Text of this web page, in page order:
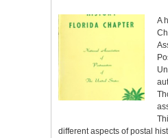
A
different aspects of postal